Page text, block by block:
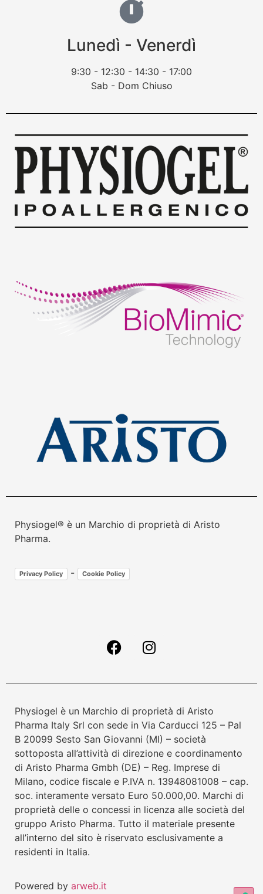
Lunedì - Venerdì
9:30 - 12:30 - 14:30 - 17:00
Sab - Dom Chiuso
Physiogel® è un Marchio di proprietà di Aristo
Pharma.
Privacy Policy - Cookie Policy
Physiogel è un Marchio di proprietà di Aristo
Pharma Italy Srl con sede in Via Carducci 125 – Pal
B 20099 Sesto San Giovanni (MI) – società
sottoposta all’attività di direzione e coordinamento
di Aristo Pharma Gmbh (DE) – Reg. Imprese di
Milano, codice fiscale e P.IVA n. 13948081008 – cap.
soc. interamente versato Euro 50.000,00. Marchi di
proprietà delle o concessi in licenza alle società del
gruppo Aristo Pharma. Tutto il materiale presente
all’interno del sito è riservato esclusivamente a
residenti in Italia.
Powered by arweb.it